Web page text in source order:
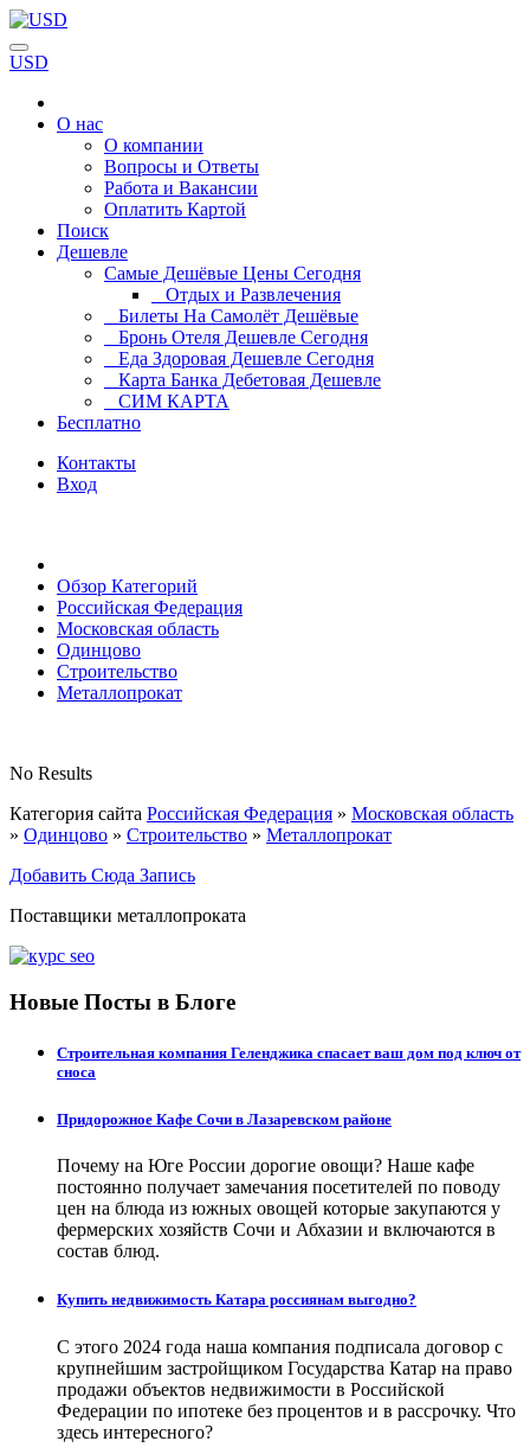
USD
О нас
О компании
Вопросы и Ответы
Работа и Вакансии
Оплатить Картой
Поиск
Дешевле
Самые Дешёвые Цены Сегодня
Отдых и Развлечения
Билеты На Самолёт Дешёвые
Бронь Отеля Дешевле Сегодня
Еда Здоровая Дешевле Сегодня
Карта Банка Дебетовая Дешевле
СИМ КАРТА
Бесплатно
Контакты
Вход
Обзор Категорий
Российская Федерация
Московская область
Одинцово
Строительство
Металлопрокат
No Results
Категория сайта Российская Федерация » Московская область
» Одинцово » Строительство » Металлопрокат
Добавить Сюда Запись
Поставщики металлопроката
Новые Посты в Блоге
Строительная компания Геленджика спасает ваш дом под ключ от
сноса
Придорожное Кафе Сочи в Лазаревском районе
Почему на Юге России дорогие овощи? Наше кафе
постоянно получает замечания посетителей по поводу
цен на блюда из южных овощей которые закупаются у
фермерских хозяйств Сочи и Абхазии и включаются в
состав блюд.
Купить недвижимость Катара россиянам выгодно?
С этого 2024 года наша компания подписала договор с
крупнейшим застройщиком Государства Катар на право
продажи объектов недвижимости в Российской
Федерации по ипотеке без процентов и в рассрочку. Что
здесь интересного?